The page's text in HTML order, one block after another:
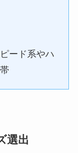
ード系やハ
選出